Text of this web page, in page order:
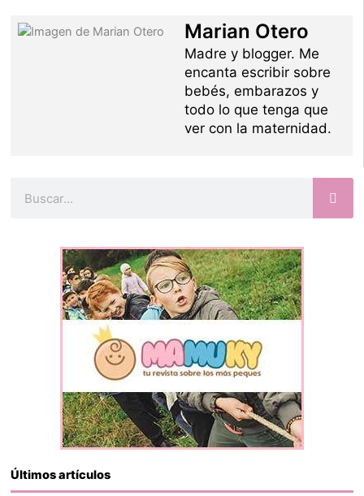
Marian Otero
Madre y blogger. Me
encanta escribir sobre
bebés, embarazos y
todo lo que tenga que
ver con la maternidad.
Últimos artículos